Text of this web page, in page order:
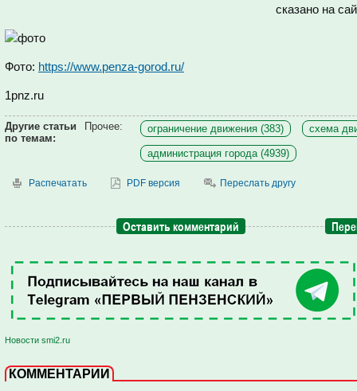
сказано на
Фото: https://www.penza-gorod.ru/
1pnz.ru
Другие статьи
по темам:
Прочее: ограничение движения (383) схема
администрация города (4939)
Распечатать PDF версия Переслать другу
Оставить комментарий
Новости smi2.ru
КОММЕНТАРИИ